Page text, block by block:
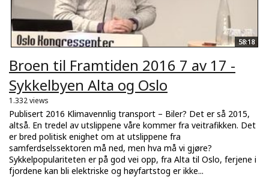
58:18
Broen til Framtiden 2016 7 av 17 -
Sykkelbyen Alta og Oslo
1.332 views
Publisert 2016 Klimavennlig transport – Biler? Det er så 2015,
altså. En tredel av utslippene våre kommer fra veitrafikken. Det
er bred politisk enighet om at utslippene fra
samferdselssektoren må ned, men hva må vi gjøre?
Sykkelpopulariteten er på god vei opp, fra Alta til Oslo, ferjene i
fjordene kan bli elektriske og høyfartstog er ikke...